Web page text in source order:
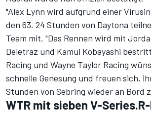
"Alex Lynn wird aufgrund einer
den 63. 24 Stunden von Daytona
Team mit. "Das Rennen wird mit
Deletraz und Kamui Kobayashi
Racing und Wayne Taylor Racing
schnelle Genesung und freuen sich,
Stunden von Sebring wieder an Bord
WTR mit sieben V-